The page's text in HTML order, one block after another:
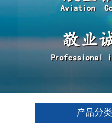
产品分类